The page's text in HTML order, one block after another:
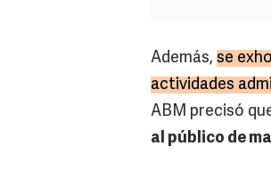
Además, se
actividades
ABM precisó
al público de